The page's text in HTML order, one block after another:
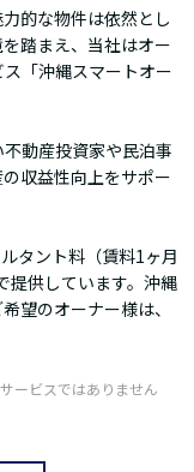
的な物件は依然とし
踏まえ、当社はオー
「沖縄スマートオー
動産投資家や民泊事
収益性向上をサポー
タント料（賃料1ヶ月
提供しています。沖縄
望のオーナー様は、
ービスではありません